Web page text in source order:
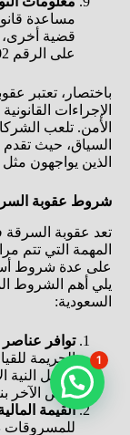
مساعدة
قضية أخرى،
على الرقم 966565052502+.
باختصار، تعتبر
الإجراءات
الأمن. تلعب
السياق، حيث تقدم
الذين يواجهون مثل
شروط عقوبة
تعد عقوبة السرقة
المهمة التي تتم
على عدة شروط
يلي أهم الشروط
السعودية:
توافر عناصر
الجريمة
تشمل النية
يخص الآخر
القيمة
للمسروقات
1